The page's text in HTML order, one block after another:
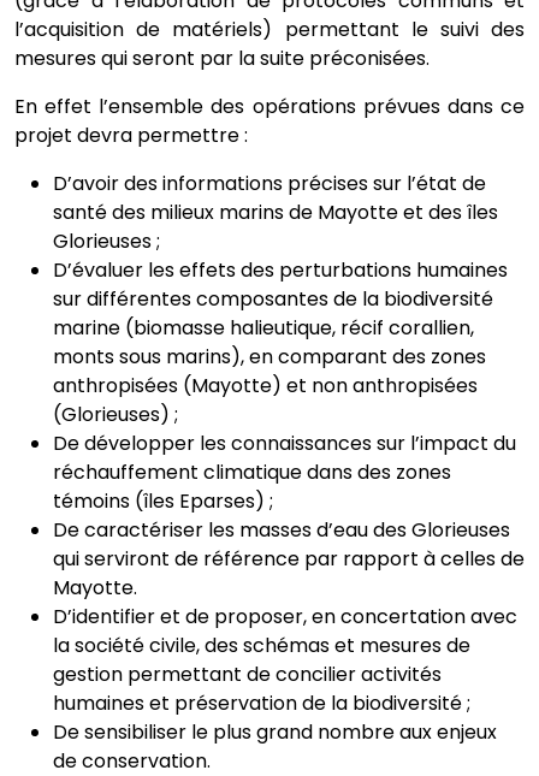
l’acquisition de matériels) permettant le suivi des
mesures qui seront par la suite préconisées.
En effet l’ensemble des opérations prévues dans ce
projet devra permettre :
D’avoir des informations précises sur l’état de
santé des milieux marins de Mayotte et des îles
Glorieuses ;
D’évaluer les effets des perturbations humaines
sur différentes composantes de la biodiversité
marine (biomasse halieutique, récif corallien,
monts sous marins), en comparant des zones
anthropisées (Mayotte) et non anthropisées
(Glorieuses) ;
De développer les connaissances sur l’impact du
réchauffement climatique dans des zones
témoins (îles Eparses) ;
De caractériser les masses d’eau des Glorieuses
qui serviront de référence par rapport à celles de
Mayotte.
D’identifier et de proposer, en concertation avec
la société civile, des schémas et mesures de
gestion permettant de concilier activités
humaines et préservation de la biodiversité ;
De sensibiliser le plus grand nombre aux enjeux
de conservation.